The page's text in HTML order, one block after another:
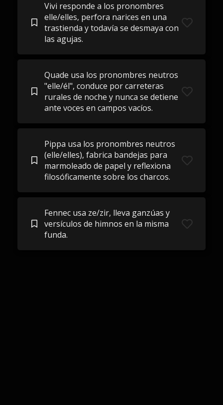
Vivi responde a los pronombres
elle/elles, perfora narices en una
trastienda y todavía se desmaya con
las agujas.
Quade usa los pronombres neutros
"elle/él", conduce por carreteras
rurales de noche y nunca se detiene
ante voces en campos vacíos.
Pippa usa los pronombres neutros
(elle/elles), fabrica bandejas para
marmoleado de papel y reflexiona
filosóficamente sobre los charcos.
Fennec usa ze/zir, lleva ganzúas y
versículos de himnos en la misma
funda.